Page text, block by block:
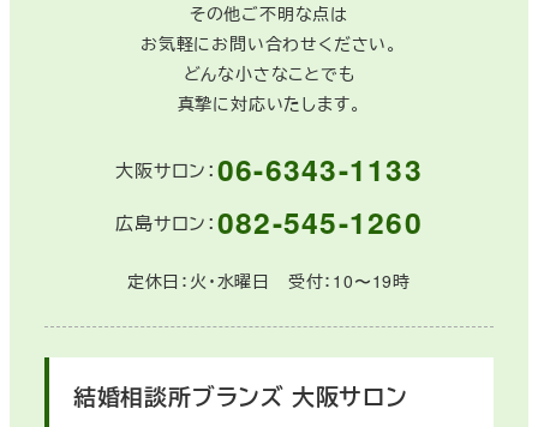
その他ご不明な点は
お気軽にお問い合わせください。
どんな小さなことでも
真摯に対応いたします。
大阪サロン：06-6343-1133
広島サロン：082-545-1260
定休日：火・水曜日 受付：10〜19時
結婚相談所ブランズ 大阪サロン